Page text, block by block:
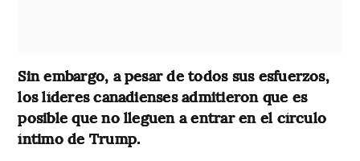
Sin embargo, a pesar de todos sus esfuerzos,
los líderes canadienses admitieron que es
posible que no lleguen a entrar en el círculo
íntimo de Trump.